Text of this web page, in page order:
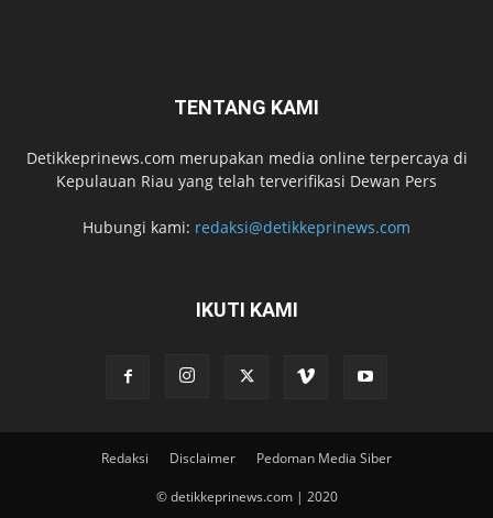
TENTANG KAMI
Detikkeprinews.com merupakan media online terpercaya di
Kepulauan Riau yang telah terverifikasi Dewan Pers
Hubungi kami: redaksi@detikkeprinews.com
IKUTI KAMI
Redaksi Disclaimer Pedoman Media Siber
© detikkeprinews.com | 2020